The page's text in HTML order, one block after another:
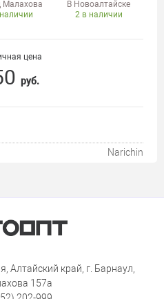
Малахова
В Новоалтайске
2 в наличии
цена
руб.
Narichin
Алтайский край, г. Барнаул,
157а